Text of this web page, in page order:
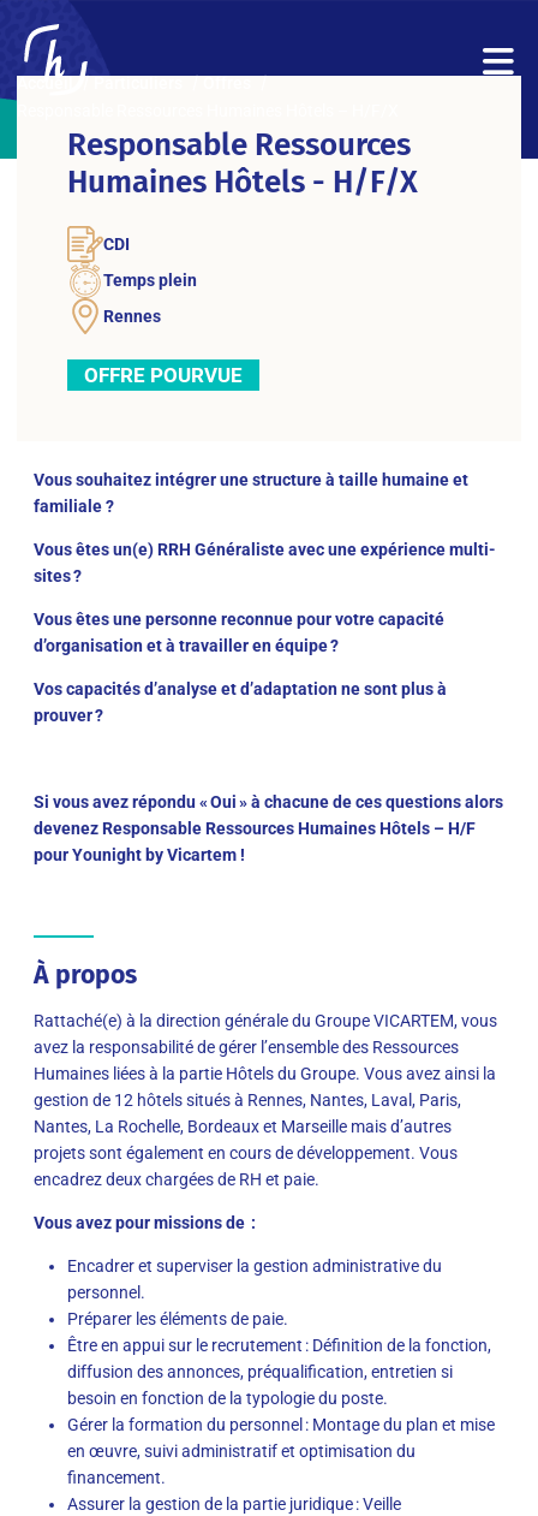
Responsable Ressources
Humaines Hôtels - H/F/X
CDI
Temps plein
Rennes
OFFRE POURVUE
Vous souhaitez intégrer une structure à taille humaine et
familiale ?
Vous êtes un(e) RRH Généraliste avec une expérience multi-
sites ?
Vous êtes une personne reconnue pour votre capacité
d’organisation et à travailler en équipe ?
Vos capacités d’analyse et d’adaptation ne sont plus à
prouver ?
Si vous avez répondu « Oui » à chacune de ces questions alors
devenez Responsable Ressources Humaines Hôtels – H/F
pour Younight by Vicartem !
À propos
Rattaché(e) à la direction générale du Groupe VICARTEM, vous
avez la responsabilité de gérer l’ensemble des Ressources
Humaines liées à la partie Hôtels du Groupe. Vous avez ainsi la
gestion de 12 hôtels situés à Rennes, Nantes, Laval, Paris,
Nantes, La Rochelle, Bordeaux et Marseille mais d’autres
projets sont également en cours de développement. Vous
encadrez deux chargées de RH et paie.
Vous avez pour missions de :
Encadrer et superviser la gestion administrative du
personnel.
Préparer les éléments de paie.
Être en appui sur le recrutement : Définition de la fonction,
diffusion des annonces, préqualification, entretien si
besoin en fonction de la typologie du poste.
Gérer la formation du personnel : Montage du plan et mise
en œuvre, suivi administratif et optimisation du
financement.
Assurer la gestion de la partie juridique : Veille